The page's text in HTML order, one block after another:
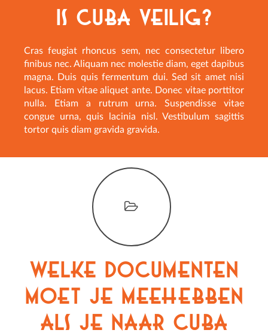
Is Cuba veilig?
Cras feugiat rhoncus sem, nec consectetur libero
finibus nec. Aliquam nec molestie diam, eget dapibus
magna. Duis quis fermentum dui. Sed sit amet nisi
lacus. Etiam vitae aliquet ante. Donec vitae porttitor
nulla. Etiam a rutrum urna. Suspendisse vitae
congue urna, quis lacinia nisl. Vestibulum sagittis
tortor quis diam gravida gravida.
Welke documenten
moet je meehebben
als je naar Cuba